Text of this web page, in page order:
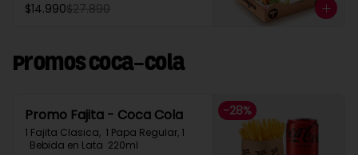
$14.990$27.890
Promos Coca-Cola
-28%
Promo Fajita - Coca Cola
1 Fajita Clasica,  1 Papa Regular, 1
Bebida en Lata  220ml